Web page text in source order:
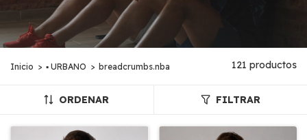
Inicio > ▪︎ URBANO > breadcrumbs.nba 121 productos
ORDENAR FILTRAR